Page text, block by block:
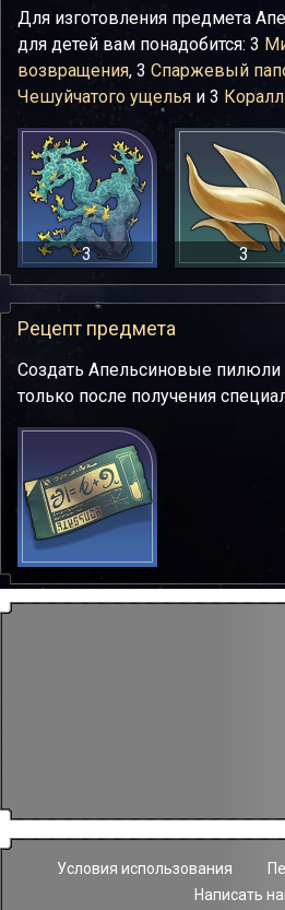
Для изготовления предмета
для детей вам понадобится: 3
возвращения, 3 Спаржевый
Чешуйчатого ущелья и 3
3 3
Рецепт предмета
Создать Апельсиновые
только после получения
Условия использования
Написать